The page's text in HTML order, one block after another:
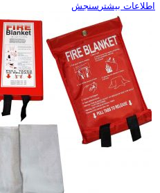
اطلاعات بیشتر سنجش